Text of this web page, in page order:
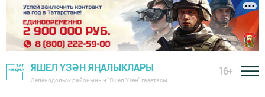
ЯШЕЛ ҮЗӘН ЯҢАЛЫКЛАРЫ
Зеленодольск районының "Яшел Үзән" газетасы
16+